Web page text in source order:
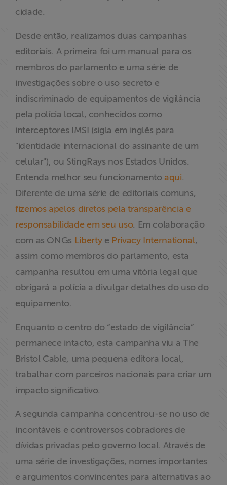
cidade.
Desde então, realizamos duas campanhas
editoriais. A primeira foi um manual para os
membros do parlamento e uma série de
investigações sobre o uso secreto e
indiscriminado de equipamentos de vigilância
pela polícia local, conhecidos como
interceptores IMSI (sigla em inglês para
"identidade internacional do assinante de um
celular"), ou StingRays nos Estados Unidos.
Entenda melhor seu funcionamentoaqui.
Diferente de uma série de editoriais comuns,
fizemos apelos diretos pela transparência e
responsabilidade em seu uso. Em colaboração
com as ONGs Libertye Privacy International,
assim como membros do parlamento, esta
campanha resultou em uma vitória legal que
obrigará a polícia a divulgar detalhes do uso do
equipamento.
Enquanto o centro do “estado de vigilância”
permanece intacto, esta campanha viu a The
Bristol Cable, uma pequena editora local,
trabalhar com parceiros nacionais para criar um
impacto significativo.
A segunda campanha concentrou-se no uso de
incontáveis e controversos cobradores de
dívidas privadas pelo governo local. Através de
uma série de investigações, nomes importantes
e argumentos convincentes para alternativas ao